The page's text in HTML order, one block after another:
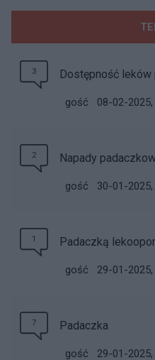
3 Dostępność
gość 08-02-2025,
2 Napady
gość 30-01-2025,
1 Padaczką
gość 29-01-2025,
7 Padaczka
gość 29-01-2025,